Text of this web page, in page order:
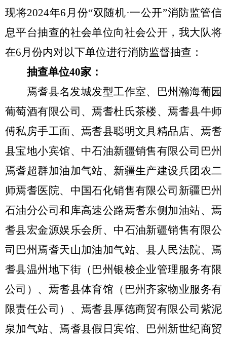
现将2024年6 月份“双随机·一公开”消防监管信
息平台抽查的社会单位向社会公开，我大队将
在6月份内对以下单位进行消防监督抽查：
抽查单位40家：
焉耆县名发城发型工作室、巴州瀚海葡园
葡萄酒有限公司、焉耆杜氏茶楼、焉耆县牛师
傅私房手工面、焉耆县聪明文具精品店、焉耆
县宝地小宾馆、中石油新疆销售有限公司巴州
焉耆超群加油加气站、新疆生产建设兵团农二
师焉耆医院、中国石化销售有限公司新疆巴州
石油分公司和库高速公路焉耆东侧加油站、焉
耆县宏金源娱乐会所、中石油新疆销售有限公
司巴州焉耆天山加油加气站、县人民法院、焉
耆县温州地下街（巴州银梭企业管理服务有限
公司）、焉耆县体育馆（巴州齐家物业服务有
限责任公司）、焉耆县厚德商贸有限公司紫泥
泉加气站、焉耆县假日宾馆、巴州新世纪商贸